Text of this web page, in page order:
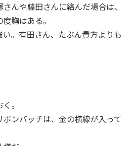
んや藤田さんに絡んだ場合は、
胸はある。
。有田さん、たぶん貴方よりも
。
ンバッチは、金の横線が入って